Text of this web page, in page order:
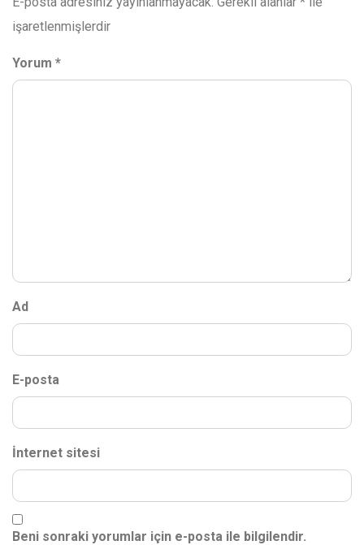
işaretlenmişlerdir
Yorum *
Ad
E-posta
İnternet sitesi
Beni sonraki yorumlar için e-posta ile bilgilendir.